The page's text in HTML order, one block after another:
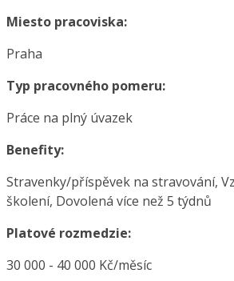
Miesto pracoviska:
Praha
Typ pracovného pomeru:
Práce na plný úvazek
Benefity:
Stravenky/příspěvek na stravování,
školení, Dovolená více než 5 týdnů
Platové rozmedzie:
30 000 - 40 000 Kč/měsíc